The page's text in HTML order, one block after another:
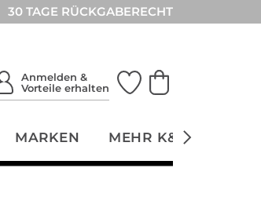
30 TAGE RÜCKGABERECHT
Anmelden &
Vorteile erhalten
MARKEN MEHR K&Ö